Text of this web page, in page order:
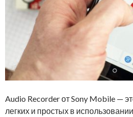
Audio Recorder от Sony Mobile —
легких и простых в